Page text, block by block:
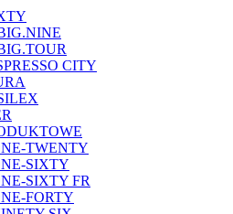
CITY
TWENTY
SIXTY
SIXTY FR
FORTY